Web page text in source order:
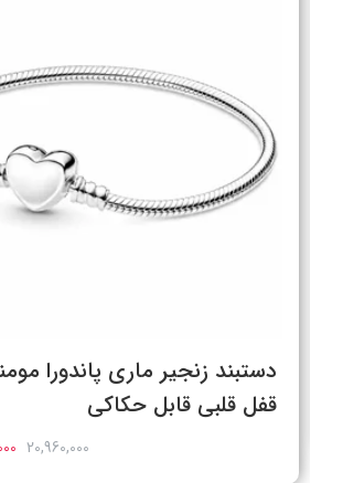
دستبند زنجیر ماری پاندورا
قفل قلبی قابل حکاکی
20,960,000